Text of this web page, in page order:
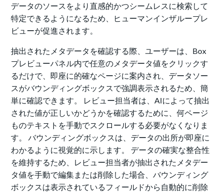
データのソースをより直感的かつシームレスに検索して
特定できるようになるため、ヒューマンインザループレ
ビューが促進されます。
抽出されたメタデータを確認する際、ユーザーは、Box
プレビューパネル内で任意のメタデータ値をクリックす
るだけで、即座に的確なページに案内され、データソー
スがバウンディングボックスで強調表示されるため、簡
単に確認できます。 レビュー担当者は、AIによって抽出
された値が正しいかどうかを確認するために、何ページ
ものテキストを手動でスクロールする必要がなくなりま
す。 バウンディングボックスは、データの出所が即座に
わかるように視覚的に示します。 データの確実な整合性
を維持するため、レビュー担当者が抽出されたメタデー
タ値を手動で編集または削除した場合、バウンディング
ボックスは表示されているフィールドから自動的に削除